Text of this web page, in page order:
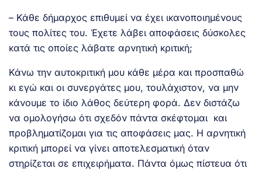
– Κάθε δήμαρχος επιθυμεί να έχει ικανοποιημένους
τους πολίτες του. Έχετε λάβει αποφάσεις δύσκολες
κατά τις οποίες λάβατε αρνητική κριτική;
Κάνω την αυτοκριτική μου κάθε μέρα και προσπαθώ
κι εγώ και οι συνεργάτες μου, τουλάχιστον, να μην
κάνουμε το ίδιο λάθος δεύτερη φορά. Δεν διστάζω
να ομολογήσω ότι σχεδόν πάντα σκέφτομαι και
προβληματίζομαι για τις αποφάσεις μας. Η αρνητική
κριτική μπορεί να γίνει αποτελεσματική όταν
στηρίζεται σε επιχειρήματα. Πάντα όμως πίστευα ότι